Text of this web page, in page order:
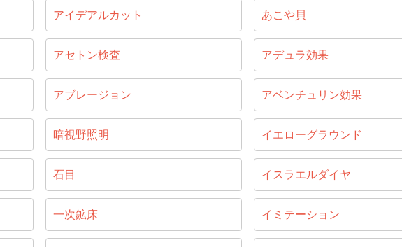
アイデアルカット あこや貝
アセトン検査 アデュラ効果
アブレージョン アベンチュリン効果
暗視野照明 イエローグラウンド
石目 イスラエルダイヤ
一次鉱床 イミテーション